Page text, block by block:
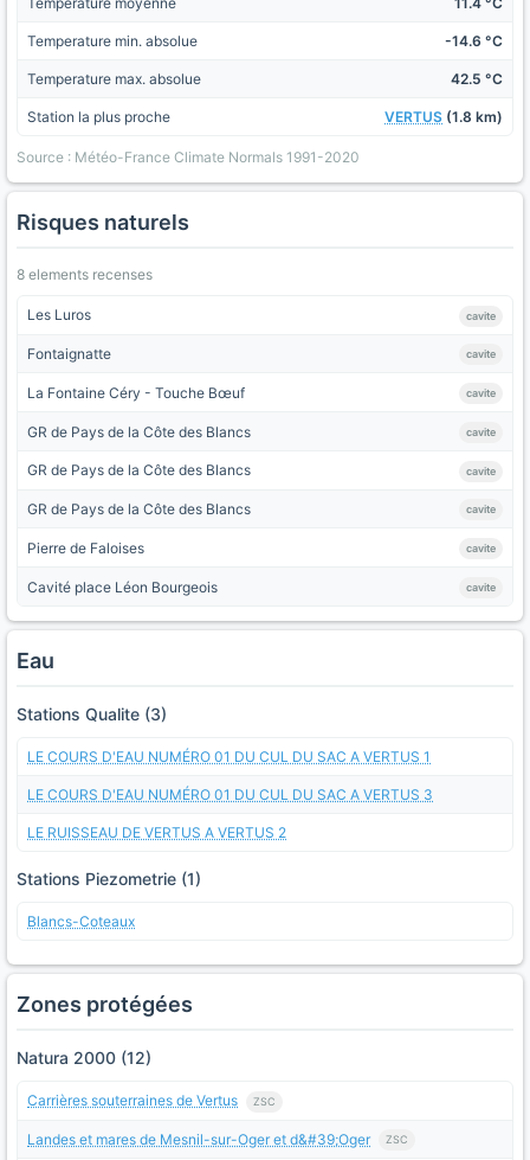
Temperature min. absolue -14.6 °C
Temperature max. absolue 42.5 °C
Station la plus proche VERTUS (1.8 km)
Source : Météo-France Climate Normals 1991-2020
Risques naturels
8 elements recenses
Les Luros cavite
Fontaignatte cavite
La Fontaine Céry - Touche Bœuf cavite
GR de Pays de la Côte des Blancs cavite
GR de Pays de la Côte des Blancs cavite
GR de Pays de la Côte des Blancs cavite
Pierre de Faloises cavite
Cavité place Léon Bourgeois cavite
Eau
Stations Qualite (3)
LE COURS D'EAU NUMÉRO 01 DU CUL DU SAC A VERTUS 1
LE COURS D'EAU NUMÉRO 01 DU CUL DU SAC A VERTUS 3
LE RUISSEAU DE VERTUS A VERTUS 2
Stations Piezometrie (1)
Blancs-Coteaux
Zones protégées
Natura 2000 (12)
Carrières souterraines de Vertus ZSC
Landes et mares de Mesnil-sur-Oger et d&#39;Oger ZSC